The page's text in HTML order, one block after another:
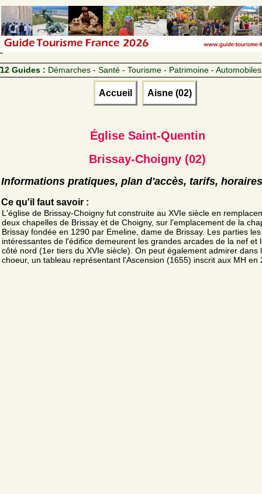
12 Guides : Démarches - Santé - Tourisme - Patrimoine - Automobiles
Accueil Aisne (02)
Église Saint-Quentin
Brissay-Choigny (02)
Informations pratiques, plan d'accès, tarifs, horaires
Ce qu'il faut savoir :
L'église de Brissay-Choigny fut construite au XVIe siècle en
deux chapelles de Brissay et de Choigny, sur l'emplacement de la
Brissay fondée en 1290 par Emeline, dame de Brissay. Les parties
intéressantes de l'édifice demeurent les grandes arcades de la nef et
côté nord (1er tiers du XVIe siècle). On peut également admirer dans
choeur, un tableau représentant l'Ascension (1655) inscrit aux MH en